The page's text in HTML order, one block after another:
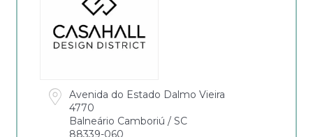
Avenida do Estado Dalmo Vieira
4770
Balneário Camboriú / SC
88339-060